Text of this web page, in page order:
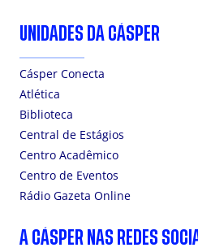
UNIDADES DA CÁSPER
Cásper Conecta
Atlética
Biblioteca
Central de Estágios
Centro Acadêmico
Centro de Eventos
Rádio Gazeta Online
A CÁSPER NAS REDES